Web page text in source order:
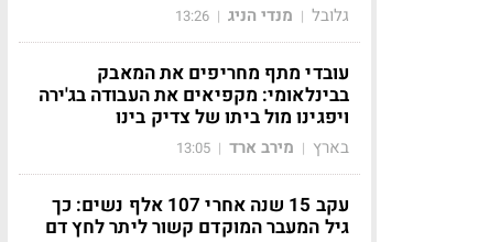
גלובל | מנדי הניג |
13:26
עובדי מתף מחריפים את המאבק
בבינלאומי: מקפיאים את העבודה בג'ירה
ויפגינו מול ביתו של צדיק בינו
בארץ | מירב ארד |
13:05
עקב 15 שנה אחרי 107 אלף נשים: כך
גיל המעבר המוקדם קשור ליתר לחץ דם